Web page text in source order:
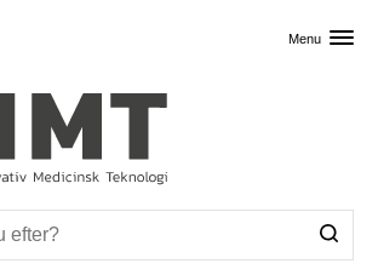
Menu